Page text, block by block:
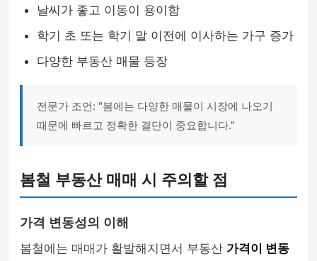
날씨가 좋고 이동이 용이함
학기 초 또는 학기 말 이전에 이사하는 가구 증가
다양한 부동산 매물 등장
전문가 조언: "봄에는 다양한 매물이 시장에 나오기
때문에 빠르고 정확한 결단이 중요합니다."
봄철 부동산 매매 시 주의할 점
가격 변동성의 이해
봄철에는 매매가 활발해지면서 부동산 가격이 변동